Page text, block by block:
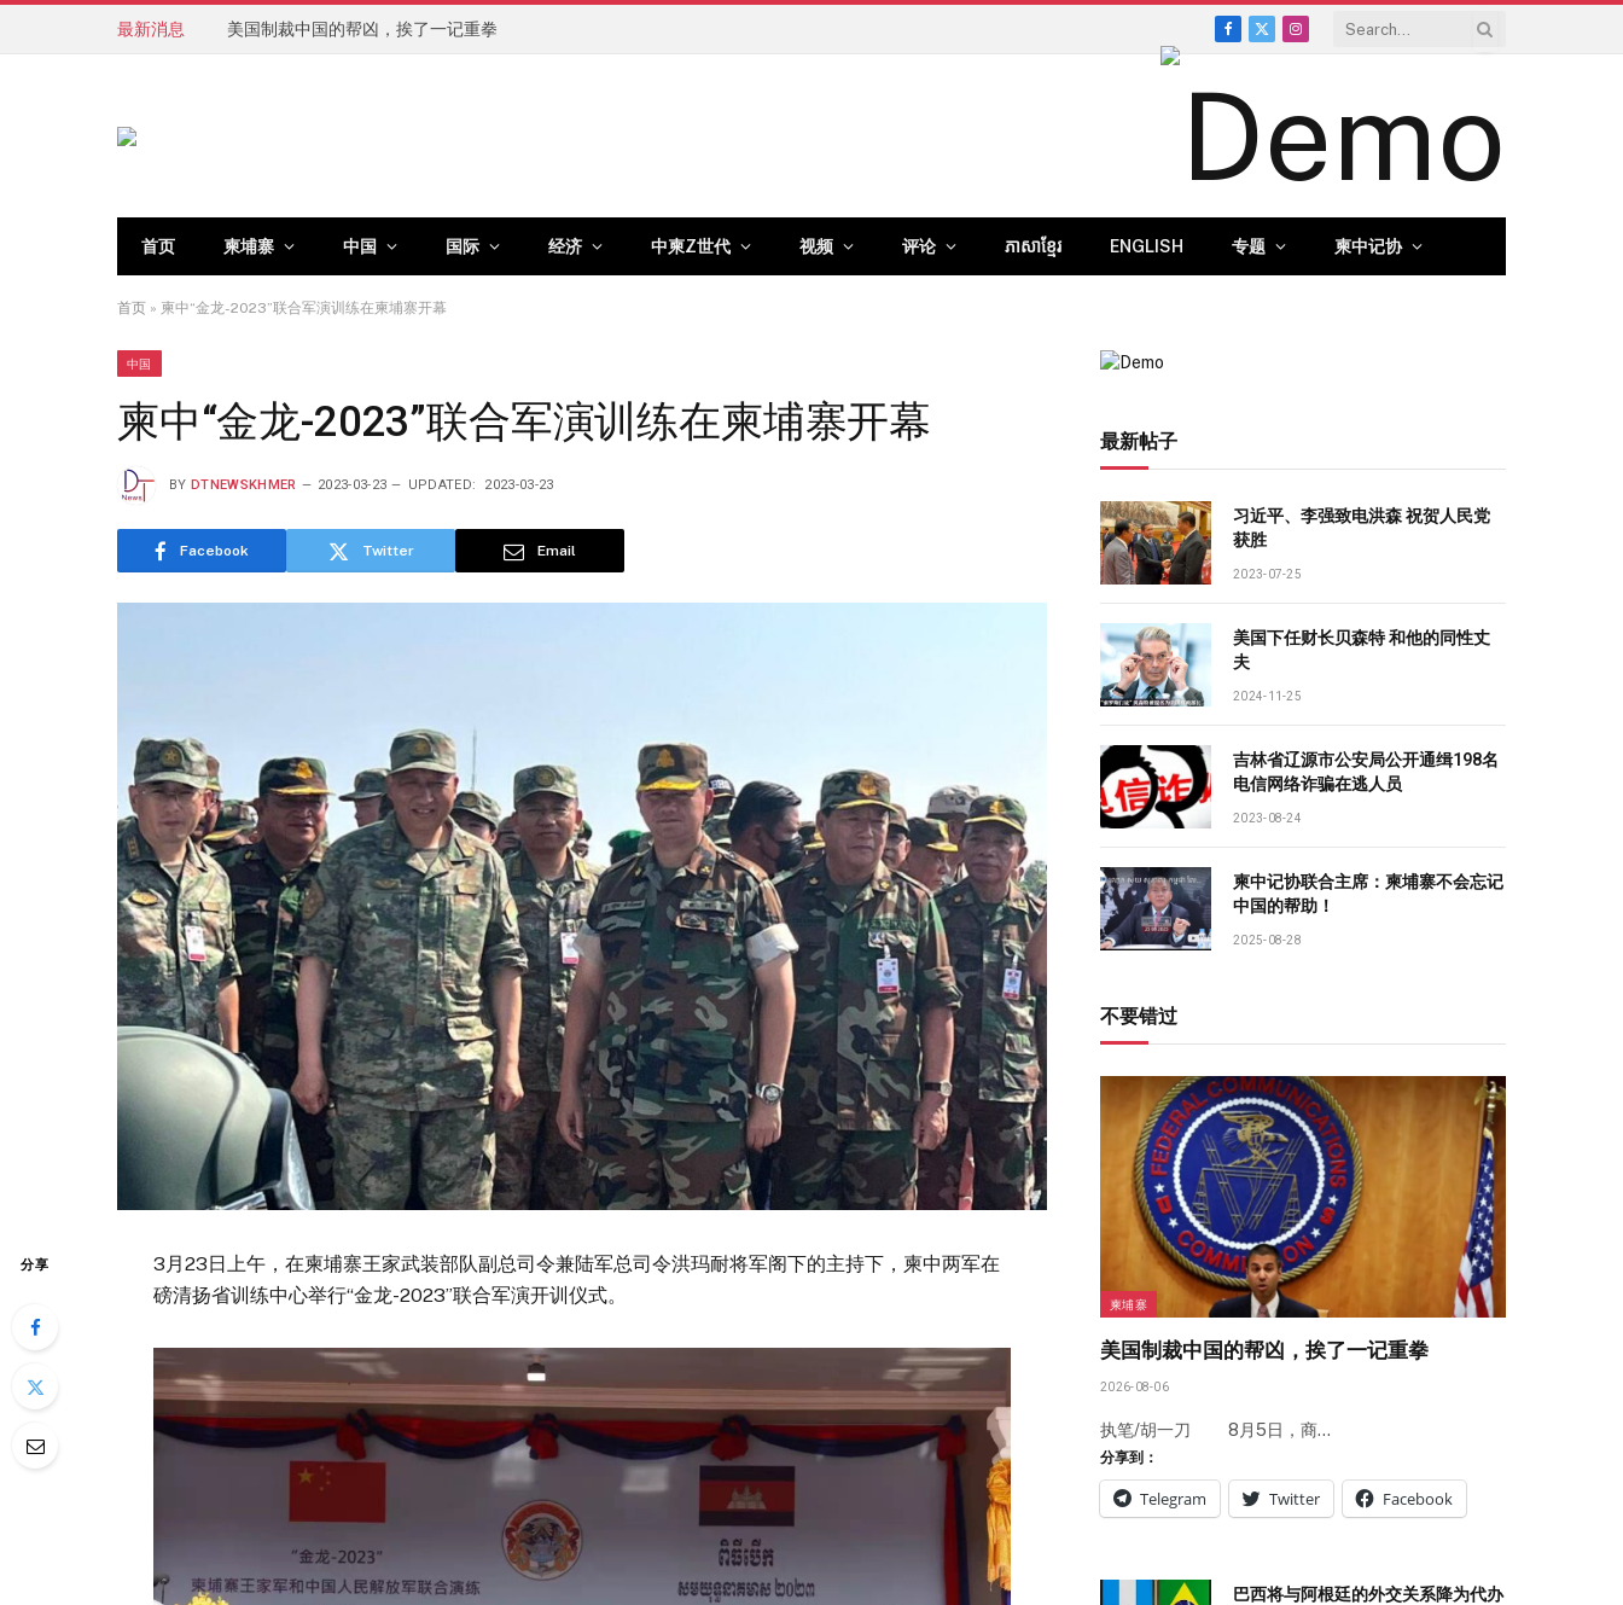
最新消息 美国制裁中国的帮凶，挨了一记重拳
Facebook
X
Instagram
首页 柬埔寨 中国 国际 经济 中柬Z世代 视频 评论 ភាសាខ្មែរ ENGLISH 专题 柬中记协
首页 » 柬中“金龙-2023”联合军演训练在柬埔寨开幕
中国
柬中“金龙-2023”联合军演训练在柬埔寨开幕
BY DTNEWSKHMER 2023-03-23 UPDATED: 2023-03-23
Facebook Twitter Email
分享
3月23日上午，在柬埔寨王家武装部队副总司令兼陆军总司令洪玛耐将军阁下的主持下，柬中两军在
磅清扬省训练中心举行“金龙-2023”联合军演开训仪式。
最新帖子
习近平、李强致电洪森 祝贺人民党
获胜
2023-07-25
美国下任财长贝森特 和他的同性丈
夫
2024-11-25
吉林省辽源市公安局公开通缉198名
电信网络诈骗在逃人员
2023-08-24
柬中记协联合主席：柬埔寨不会忘记
中国的帮助！
2025-08-28
不要错过
柬埔寨
美国制裁中国的帮凶，挨了一记重拳
2026-08-06
执笔/胡一刀 8月5日，商…
分享到：
Telegram Twitter Facebook
巴西将与阿根廷的外交关系降为代办